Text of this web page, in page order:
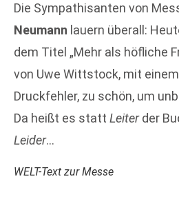
Die Sympathisanten von
Neumann lauern überall:
dem Titel „Mehr als höfliche
von Uwe Wittstock, mit
Druckfehler, zu schön, um
Da heißt es statt Leiterder
Leider…
WELT-Text zur Messe